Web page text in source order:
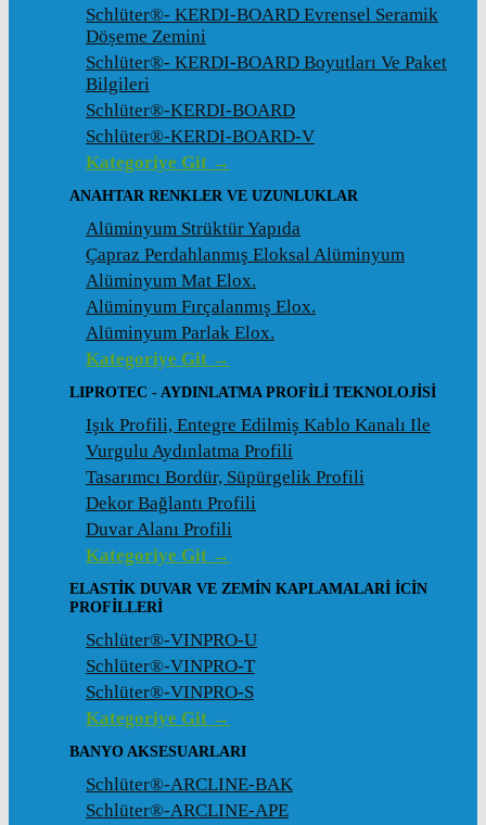
Schlüter®- KERDI-BOARD Evrensel Seramik
Döșeme Zemini
Schlüter®- KERDI-BOARD Boyutları Ve Paket
Bilgileri
Schlüter®-KERDI-BOARD
Schlüter®-KERDI-BOARD-V
Kategoriye Git →
ANAHTAR RENKLER VE UZUNLUKLAR
Alüminyum Strüktür Yapıda
Çapraz Perdahlanmış Eloksal Alüminyum
Alüminyum Mat Elox.
Alüminyum Fırçalanmış Elox.
Alüminyum Parlak Elox.
Kategoriye Git →
LIPROTEC - AYDINLATMA PROFILI TEKNOLOJISI
Işık Profili, Entegre Edilmiş Kablo Kanalı Ile
Vurgulu Aydınlatma Profili
Tasarımcı Bordür, Süpürgelik Profili
Dekor Bağlantı Profili
Duvar Alanı Profili
Kategoriye Git →
ELASTIK DUVAR VE ZEMIN KAPLAMALARI İCIN
PROFILLERI
Schlüter®-VINPRO-U
Schlüter®-VINPRO-T
Schlüter®-VINPRO-S
Kategoriye Git →
BANYO AKSESUARLARI
Schlüter®-ARCLINE-BAK
Schlüter®-ARCLINE-APE